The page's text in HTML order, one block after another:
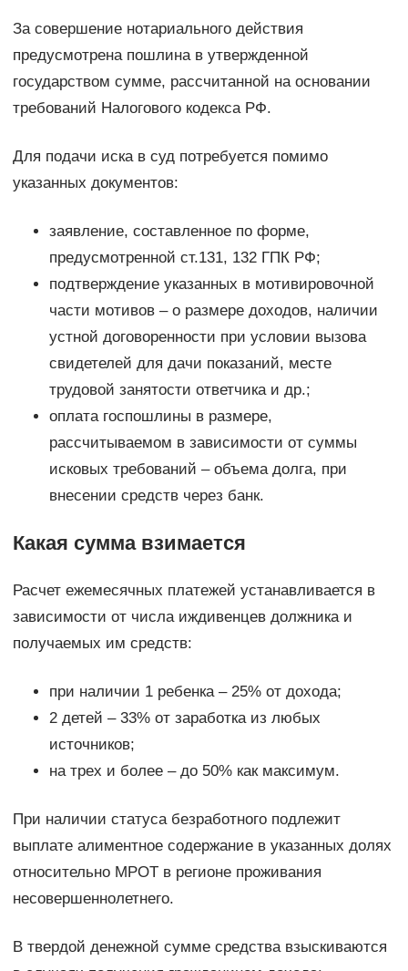
За совершение нотариального действия
предусмотрена пошлина в утвержденной
государством сумме, рассчитанной на основании
требований Налогового кодекса РФ.
Для подачи иска в суд потребуется помимо
указанных документов:
заявление, составленное по форме,
предусмотренной ст.131, 132 ГПК РФ;
подтверждение указанных в мотивировочной
части мотивов – о размере доходов, наличии
устной договоренности при условии вызова
свидетелей для дачи показаний, месте
трудовой занятости ответчика и др.;
оплата госпошлины в размере,
рассчитываемом в зависимости от суммы
исковых требований – объема долга, при
внесении средств через банк.
Какая сумма взимается
Расчет ежемесячных платежей устанавливается в
зависимости от числа иждивенцев должника и
получаемых им средств:
при наличии 1 ребенка – 25% от дохода;
2 детей – 33% от заработка из любых
источников;
на трех и более – до 50% как максимум.
При наличии статуса безработного подлежит
выплате алиментное содержание в указанных долях
относительно МРОТ в регионе проживания
несовершеннолетнего.
В твердой денежной сумме средства взыскиваются